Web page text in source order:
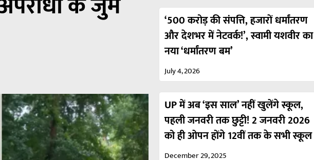
‘500 करोड़ की संपत्ति, हजारों धर्मांतरण
और देशभर में नेटवर्क!’, स्वामी यशवीर का
नया ‘धर्मांतरण बम’
July 4, 2026
UP में अब ‘इस साल’ नहीं खुलेंगे स्कूल,
पहली जनवरी तक छुट्टी! 2 जनवरी 2026
को ही ओपन होंगे 12वीं तक के सभी स्कूल
December 29, 2025